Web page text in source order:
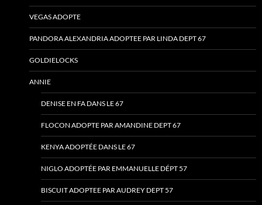
VEGAS ADOPTE
PANDORA ALEXANDRIA ADOPTEE PAR LINDA DEPT 67
GOLDIELOCKS
ANNIE
DENISE EN FA DANS LE 67
FLOCON ADOPTE PAR AMANDINE DEPT 67
KENYA ADOPTÉE DANS LE 67
NIGLO ADOPTÉE PAR EMMANUELLE DÉPT 57
BISCUIT ADOPTEE PAR AUDREY DEPT 57